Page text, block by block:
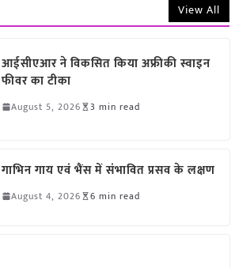
View All
आईसीएआर ने विकसित किया अफ्रीकी स्वाइन
फीवर का टीका
August 5, 2026 3 min read
गाभिन गाय एवं भैंस में संभावित प्रसव के लक्षण
August 4, 2026 6 min read